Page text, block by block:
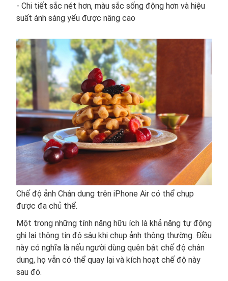
- Chi tiết sắc nét hơn, màu sắc sống động hơn và hiệu
suất ánh sáng yếu được nâng cao
Chế độ ảnh Chân dung trên iPhone Air có thể chụp
được đa chủ thể.
Một trong những tính năng hữu ích là khả năng tự động
ghi lại thông tin độ sâu khi chụp ảnh thông thường. Điều
này có nghĩa là nếu người dùng quên bật chế độ chân
dung, họ vẫn có thể quay lại và kích hoạt chế độ này
sau đó.